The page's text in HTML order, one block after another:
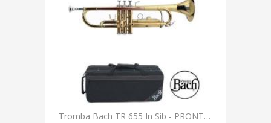
Tromba Bach TR 655 In Sib - PRONTA CONSEGNA SPEDITA GRATIS